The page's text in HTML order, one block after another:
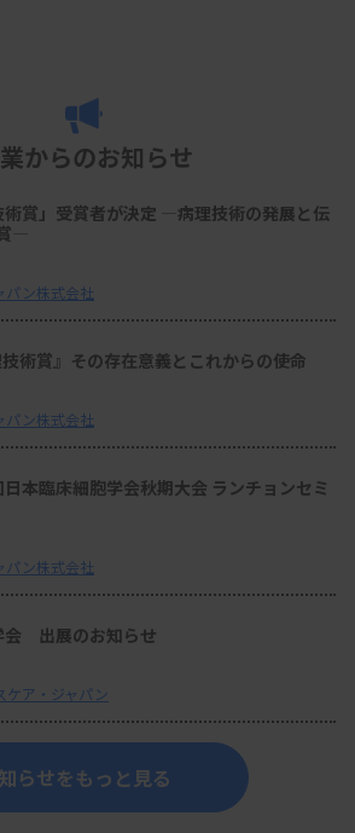
からのお知らせ
賞」受賞者が決定 ―病理技術の発展と伝
―
パン株式会社
術賞』その存在意義とこれからの使命
パン株式会社
本臨床細胞学会秋期大会 ランチョンセミ
パン株式会社
会 出展のお知らせ
ケア・ジャパン
らせをもっと見る